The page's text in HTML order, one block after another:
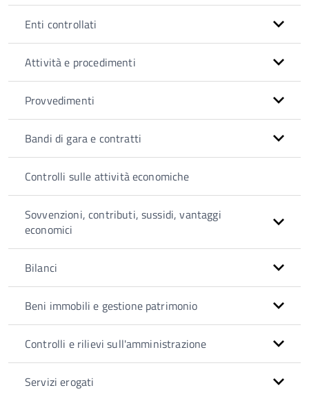
Enti controllati
Attività e procedimenti
Provvedimenti
Bandi di gara e contratti
Controlli sulle attività economiche
Sovvenzioni, contributi, sussidi, vantaggi
economici
Bilanci
Beni immobili e gestione patrimonio
Controlli e rilievi sull'amministrazione
Servizi erogati